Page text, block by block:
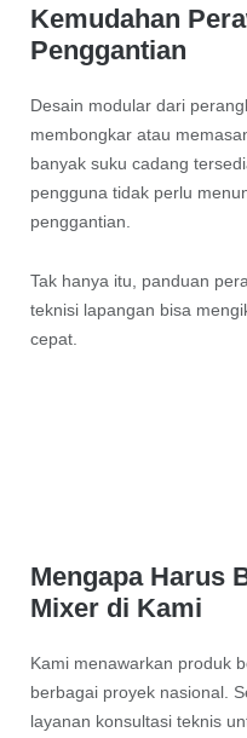
Kemudahan
Penggantian
Desain modular dari
membongkar atau
banyak suku cadang
pengguna tidak perlu
penggantian.
Tak hanya itu, panduan
teknisi lapangan bisa
cepat.
Mengapa Harus
Mixer di Kami
Kami menawarkan produk
berbagai proyek nasional.
layanan konsultasi teknis